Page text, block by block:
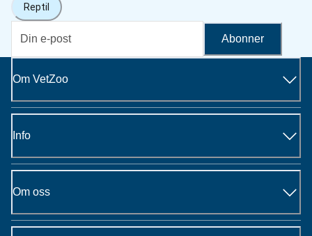
Reptil
Abonner
Om VetZoo
Info
Om oss